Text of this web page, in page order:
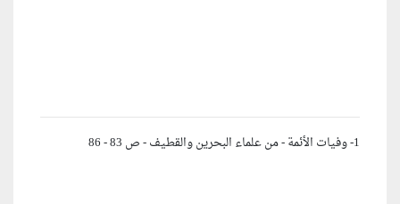
1- وفيات الأئمة - من علماء البحرين والقطيف - ص 83 - 86